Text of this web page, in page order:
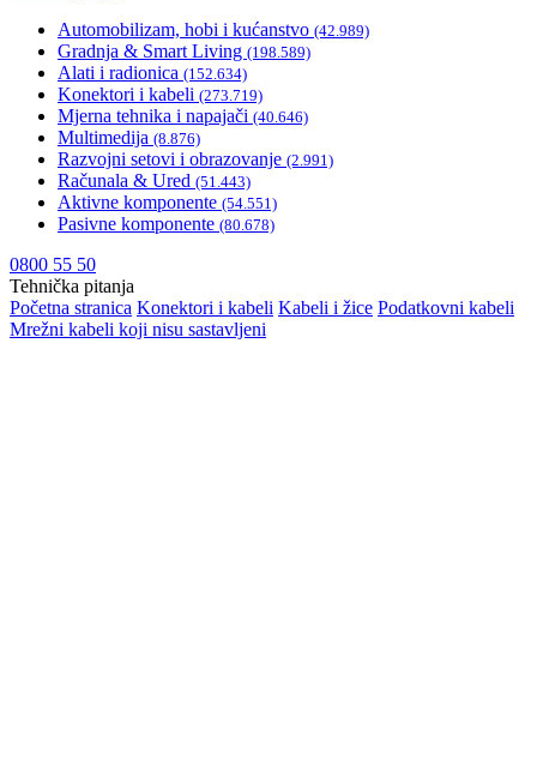
Automobilizam, hobi i kućanstvo (42.989)
Gradnja & Smart Living (198.589)
Alati i radionica (152.634)
Konektori i kabeli (273.719)
Mjerna tehnika i napajači (40.646)
Multimedija (8.876)
Razvojni setovi i obrazovanje (2.991)
Računala & Ured (51.443)
Aktivne komponente (54.551)
Pasivne komponente (80.678)
0800 55 50
Tehnička pitanja
Početna stranica Konektori i kabeli Kabeli i žice Podatkovni kabeli
Mrežni kabeli koji nisu sastavljeni